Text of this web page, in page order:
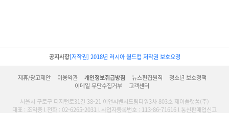
공지사항[저작권] 2018년 러시아 월드컵 저작권 보호요청
제휴/광고제안 이용약관 개인정보취급방침 뉴스편집원칙
청소년 보호정책
이메일 무단수집거부
고객센터
서울시 구로구 디지털로31길 38-21 이앤씨벤처드림타워3차 803호 제이플랫폼(주)
대표 : 조익증 l 전화 : 02-6265-2031 l 사업자등록번호 : 113-86-71616 l 통신판매업신고